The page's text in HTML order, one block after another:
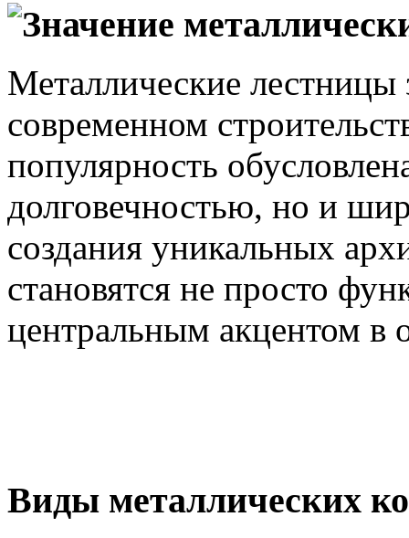
Значение
Металлические
современном
популярность
долговечностью, но и
создания уникальных
становятся не просто
центральным акцентом в
Виды металлических